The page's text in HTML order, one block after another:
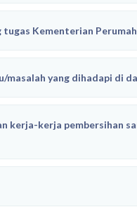
Kementerian
yang dihadapi di
kerja-kerja pembersihan